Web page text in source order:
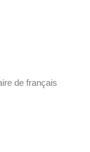
de français